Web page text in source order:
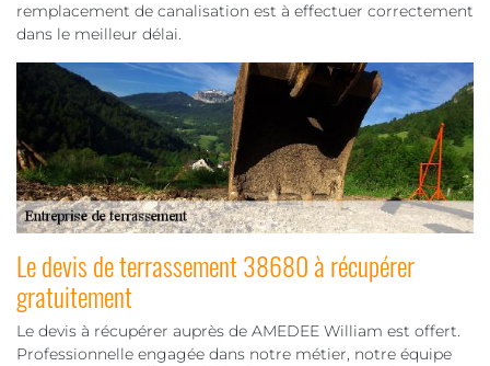
remplacement de canalisation est à effectuer correctement
dans le meilleur délai.
Le devis de terrassement 38680 à récupérer
gratuitement
Le devis à récupérer auprès de AMEDEE William est offert.
Professionnelle engagée dans notre métier, notre équipe